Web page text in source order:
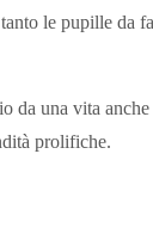
le pupille da
da una vita
prolifiche.